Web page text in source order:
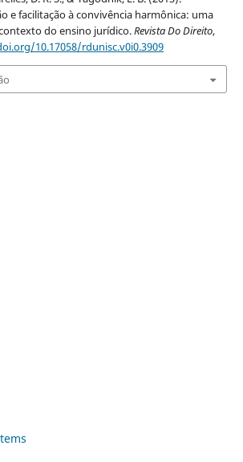
e facilitação à convivência harmônica: uma
do ensino jurídico.Revista Do Direito,
10.17058/rdunisc.v0i0.3909